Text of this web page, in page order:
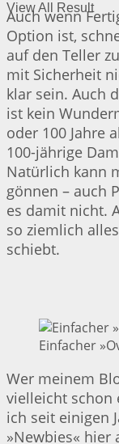
View All Result
Auch wenn
Option ist,
auf den Teller
mit Sicherheit
klar sein. Auch
ist kein
oder 100 Jahre
100-jährige
Natürlich kann
gönnen – auch
es damit nicht.
so ziemlich
schiebt.
Einfacher
Wer meinem
vielleicht schon
ich seit einigen
»Newbies« hier